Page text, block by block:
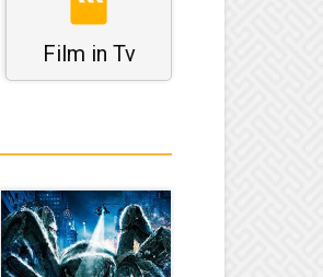
Film in Tv